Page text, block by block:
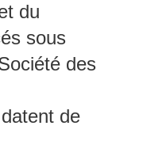
du
sous
des
de